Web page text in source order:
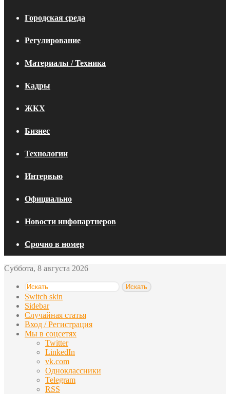
Городская среда
Регулирование
Материалы / Техника
Кадры
ЖКХ
Бизнес
Технологии
Интервью
Официально
Новости инфопартнеров
Срочно в номер
Суббота, 8 августа 2026
Искать
Switch skin
Sidebar
Случайная статья
Вход / Регистрация
Мы в соцсетях
Twitter
LinkedIn
vk.com
Одноклассники
Telegram
RSS